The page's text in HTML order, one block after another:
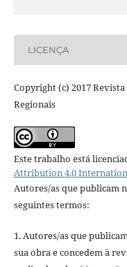
LICENÇA
Copyright (c) 2017
Regionais
Este trabalho está
Attribution 4.0
Autores/as que publicam
seguintes termos:
1. Autores/as que
sua obra e concedem à